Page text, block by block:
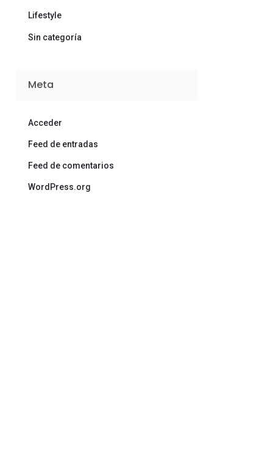
Lifestyle
Sin categoría
Meta
Acceder
Feed de entradas
Feed de comentarios
WordPress.org